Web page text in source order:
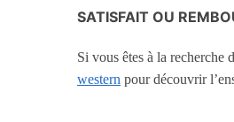
SATISFAIT OU
Si vous êtes à la recherche
western pour découvrir